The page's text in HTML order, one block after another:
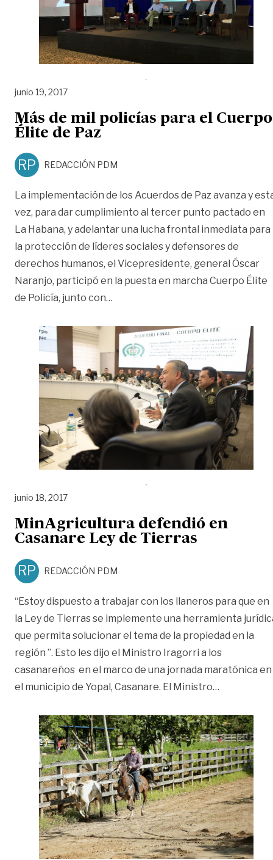
junio 19, 2017
Más de mil policías para el Cuerpo
Élite de Paz
RP REDACCIÓN PDM
La implementación de los Acuerdos de Paz avanza y
vez, para dar cumplimiento al tercer punto pactado en
La Habana, y adelantar una lucha frontal inmediata para
la protección de líderes sociales y defensores de
derechos humanos, el Vicepresidente, general Óscar
Naranjo, participó en la puesta en marcha Cuerpo Élite
de Policía, junto con…
junio 18, 2017
MinAgricultura defendió en
Casanare Ley de Tierras
RP REDACCIÓN PDM
“Estoy dispuesto a trabajar con los llaneros para que en
la Ley de Tierras se implemente una herramienta
que permita solucionar el tema de la propiedad en la
región ”. Esto les dijo el Ministro Iragorri a los
casanareños en el marco de una jornada maratónica en
el municipio de Yopal, Casanare. El Ministro…